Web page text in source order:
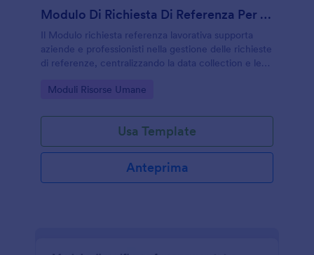
Modulo Di Richiesta Di Referenza Per Dipendenti
Il Modulo richiesta referenza lavorativa supporta
aziende e professionisti nella gestione delle richieste
di referenze, centralizzando la data collection e le
coerente.
Go to Category:
Moduli Risorse Umane
Usa Template
Anteprima